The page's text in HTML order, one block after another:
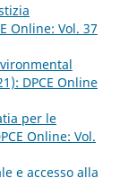
Online: Vol. 37
DPCE Online
per le
Online: Vol.
e accesso alla